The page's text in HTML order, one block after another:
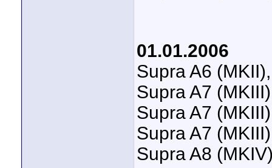
01.01.2006
Supra A6
Supra A7
Supra A7
Supra A7
Supra A8